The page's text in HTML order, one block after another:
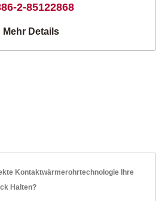
2-85122868
Mehr Details
Kontaktwärmerohrtechnologie Ihre
Halten?